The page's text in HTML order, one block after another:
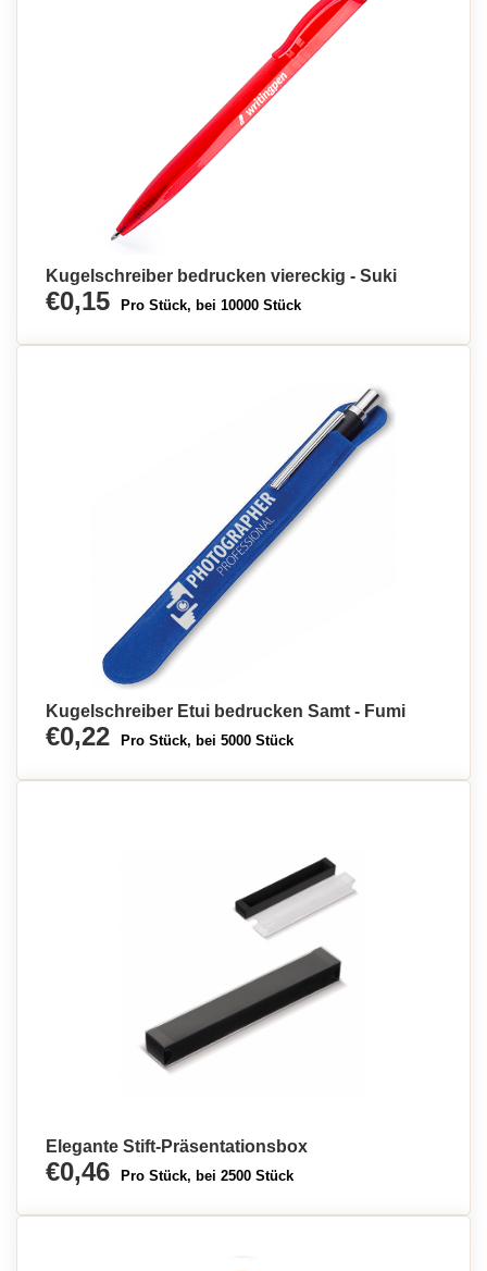
Kugelschreiber bedrucken viereckig - Suki
€0,15 Pro Stück, bei 10000 Stück
Kugelschreiber Etui bedrucken Samt - Fumi
€0,22 Pro Stück, bei 5000 Stück
Elegante Stift-Präsentationsbox
€0,46 Pro Stück, bei 2500 Stück